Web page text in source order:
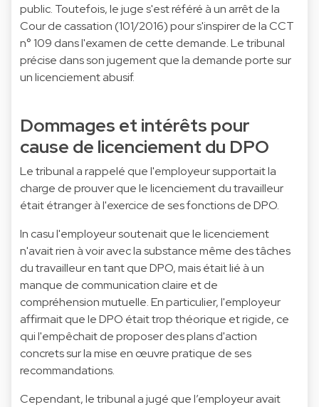
public. Toutefois, le juge s'est référé à un arrêt de la
Cour de cassation (101/2016) pour s'inspirer de la CCT
n° 109 dans l'examen de cette demande. Le tribunal
précise dans son jugement que la demande porte sur
un licenciement abusif.
Dommages et intérêts pour
cause de licenciement du DPO
Le tribunal a rappelé que l'employeur supportait la
charge de prouver que le licenciement du travailleur
était étranger à l'exercice de ses fonctions de DPO.
In casu l'employeur soutenait que le licenciement
n'avait rien à voir avec la substance même des tâches
du travailleur en tant que DPO, mais était lié à un
manque de communication claire et de
compréhension mutuelle. En particulier, l'employeur
affirmait que le DPO était trop théorique et rigide, ce
qui l'empêchait de proposer des plans d'action
concrets sur la mise en œuvre pratique de ses
recommandations.
Cependant, le tribunal a jugé que l’employeur avait